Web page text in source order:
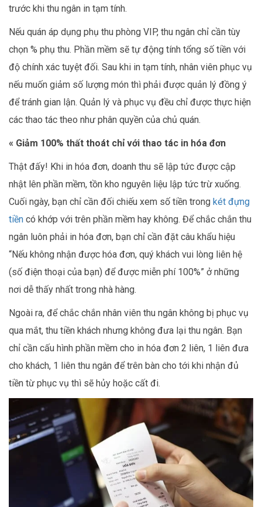
trước khi thu ngân in tạm tính.
Nếu quán áp dụng phụ thu phòng VIP, thu ngân chỉ cần tùy
chọn % phụ thu. Phần mềm sẽ tự động tính tổng số tiền với
độ chính xác tuyệt đối. Sau khi in tạm tính, nhân viên phục vụ
nếu muốn giảm số lượng món thì phải được quản lý đồng ý
để tránh gian lận. Quản lý và phục vụ đều chỉ được thực hiện
các thao tác theo như phân quyền của chủ quán.
« Giảm 100% thất thoát chỉ với thao tác in hóa đơn
Thật đấy! Khi in hóa đơn, doanh thu sẽ lập tức được cập
nhật lên phần mềm, tồn kho nguyên liệu lập tức trừ xuống.
Cuối ngày, bạn chỉ cần đối chiếu xem số tiền trong két đựng
tiền có khớp với trên phần mềm hay không. Để chắc chắn thu
ngân luôn phải in hóa đơn, bạn chỉ cần đặt câu khẩu hiệu
“Nếu không nhận được hóa đơn, quý khách vui lòng liên hệ
(số điện thoại của bạn) để được miễn phí 100%” ở những
nơi dễ thấy nhất trong nhà hàng.
Ngoài ra, để chắc chắn nhân viên thu ngân không bị phục vụ
qua mắt, thu tiền khách nhưng không đưa lại thu ngân. Bạn
chỉ cần cấu hình phần mềm cho in hóa đơn 2 liên, 1 liên đưa
cho khách, 1 liên thu ngân để trên bàn cho tới khi nhận đủ
tiền từ phục vụ thì sẽ hủy hoặc cất đi.